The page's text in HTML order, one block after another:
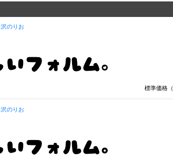
のりお
標準価格（
のりお